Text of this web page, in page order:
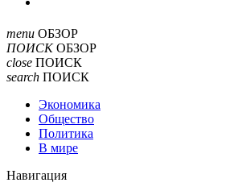
menu ОБЗОР
ПОИСК ОБЗОР
close ПОИСК
search ПОИСК
Экономика
Общество
Политика
В мире
Навигация